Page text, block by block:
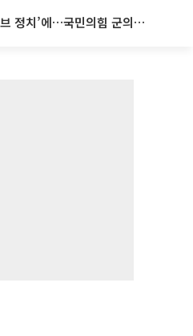
우성빈 기장군수 ‘유튜브 정치’에…국민의힘 군의원들 집단 반발